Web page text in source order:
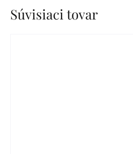
Súvisiaci tovar